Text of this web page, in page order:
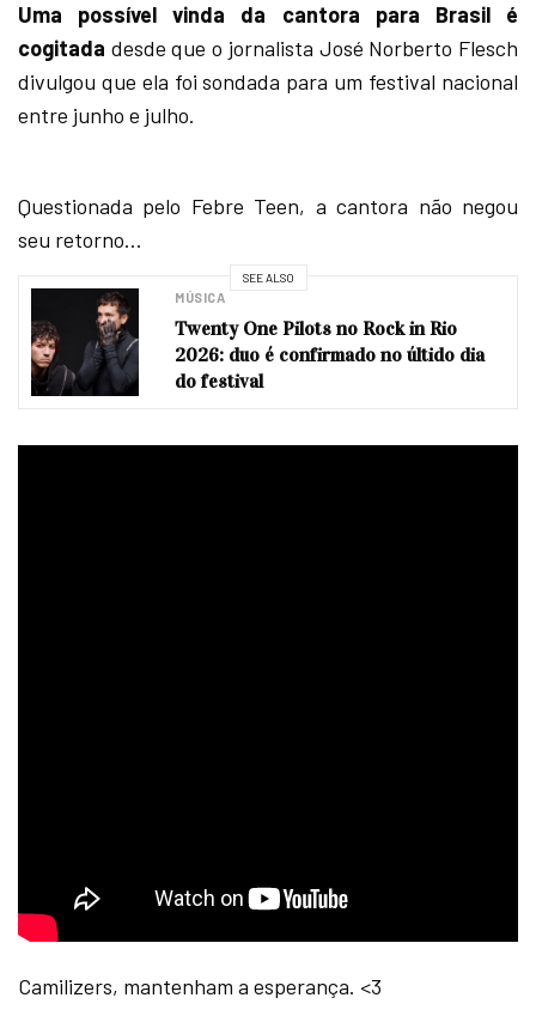
Uma possível vinda da cantora para Brasil é
cogitada desde que o jornalista José Norberto Flesch
divulgou que ela foi sondada para um festival nacional
entre junho e julho.
Questionada pelo Febre Teen, a cantora não negou
seu retorno…
SEE ALSO
MÚSICA
Twenty One Pilots no Rock in Rio
2026: duo é confirmado no últido dia
do festival
Camilizers, mantenham a esperança. <3